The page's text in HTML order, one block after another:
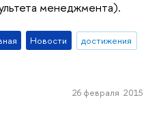
менеджмента).
Новости
достижения
26 февраля 2015